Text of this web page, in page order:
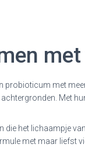
probioticum met
Met
die het lichaampje
met maar liefst